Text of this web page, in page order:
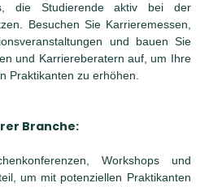
die Studierende aktiv bei der
Besuchen Sie Karrieremessen,
und bauen Sie
und Karriereberatern auf, um Ihre
Praktikanten zu erhöhen.
Branche:
Workshops und
um mit potenziellen Praktikanten